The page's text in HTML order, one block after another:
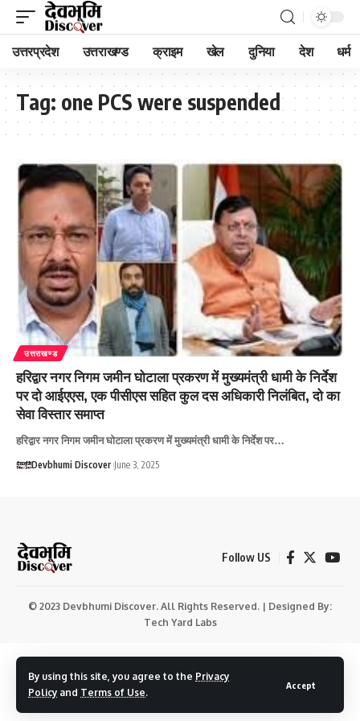
By using this site, you agree to the Privacy
Policy and Terms of Use.
Accept
उत्तरप्रदेश उत्तराखण्ड क्राइम खेल दुनिया देश धर्म
Tag: one PCS were suspended
उत्तराखण्ड
हरिद्वार नगर निगम जमीन घोटाला प्रकरण में मुख्यमंत्री धामी के निर्देश
पर दो आईएएस, एक पीसीएस सहित कुल दस अधिकारी निलंबित, दो का
सेवा विस्तार समाप्त
हरिद्वार नगर निगम जमीन घोटाला प्रकरण में मुख्यमंत्री धामी के निर्देश पर…
Devbhumi Discover June 3, 2025
Follow US
© 2023 Devbhumi Discover. All Rights Reserved. | Designed By:
Tech Yard Labs